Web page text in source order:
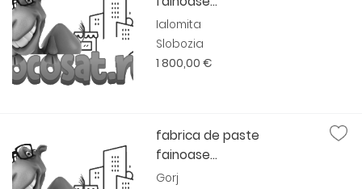
Ialomita
Slobozia
1 800,00 €
fabrica de paste
fainoase...
Gorj